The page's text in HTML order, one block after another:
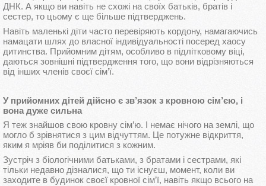
ДНК. А якщо ви навіть не схожі на своїх батьків, братів і
сестер, то цьому є ще більше підтверджень.
Навіть маленькі діти часто перевіряють кордону, намагаючись
намацати шлях до власної індивідуальності посеред хаосу
дитинства. Прийомним дітям, особливо в підлітковому віці,
даються зовнішні підтвердження того, що вони відрізняються
від інших членів своєї сім’ї.
У прийомних дітей дійсно є зв’язок з кровною сім’єю, і
вона дуже сильна
Я теж знайшов свою кровну сім’ю. І немає нічого на землі, що
могло б зрівнятися з цим відчуттям. Це потужне відкриття,
яким я мріяв би поділитися з кожним.
Зустріч з біологічними батьками, з братами і сестрами, які
тільки недавно дізналися, що ти існуєш, момент, коли ви
заходите в будинок своєї кровної сім’ї, навіть якщо всього на